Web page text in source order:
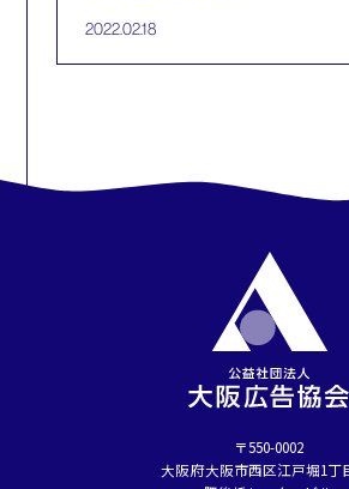
2022.02.18
〒550-0002
⼤阪府⼤阪市⻄区江⼾堀1丁